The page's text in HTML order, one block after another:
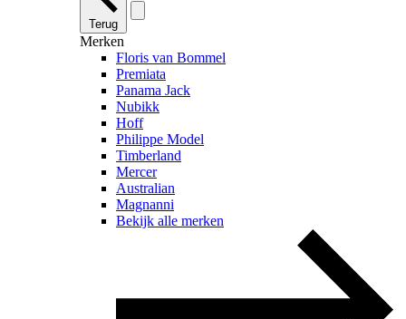
Terug
Merken
Floris van Bommel
Premiata
Panama Jack
Nubikk
Hoff
Philippe Model
Timberland
Mercer
Australian
Magnanni
Bekijk alle merken